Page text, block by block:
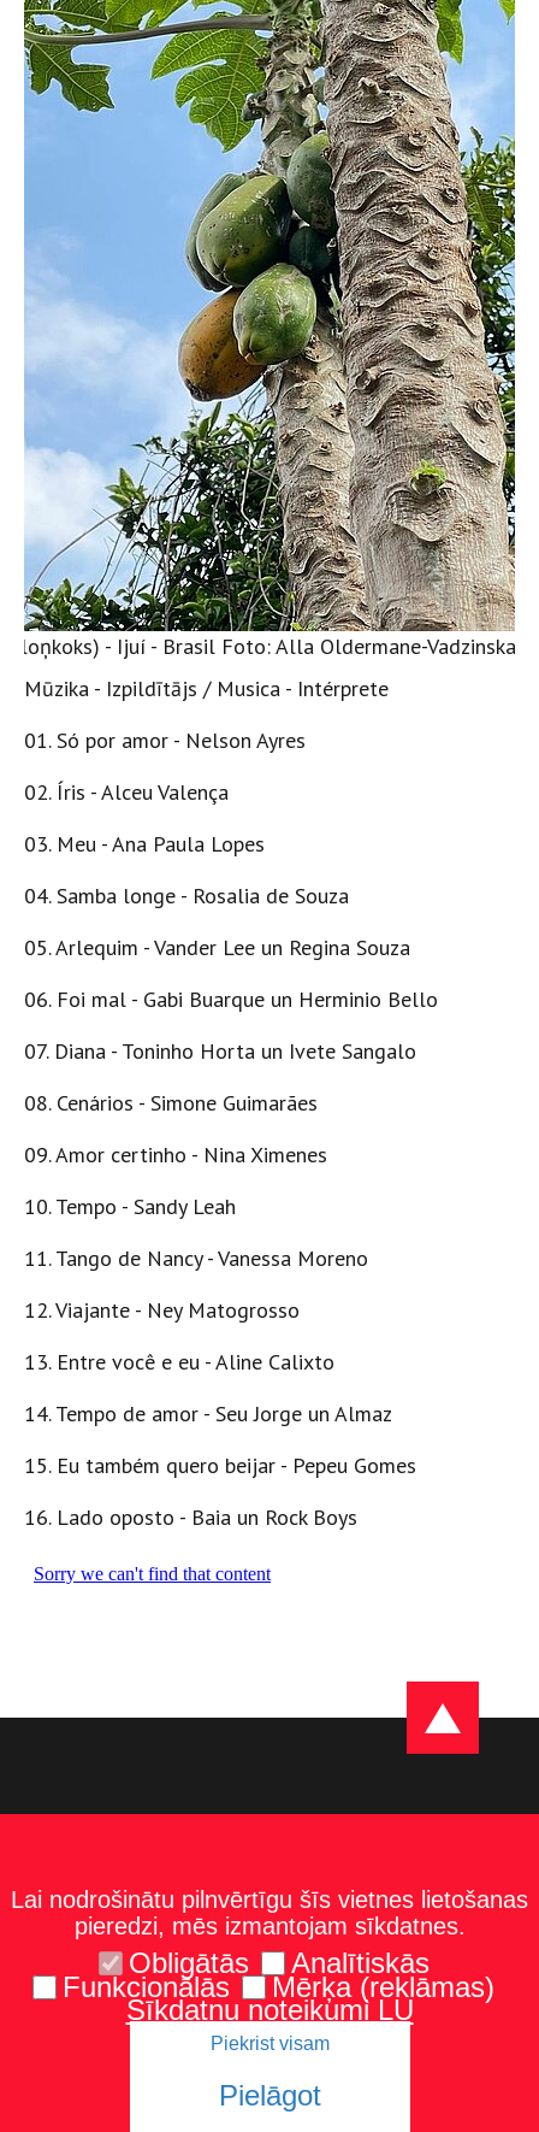
- Ijuí - Brasil Foto: Alla Oldermane-Vadzinska
Mūzika - Izpildītājs / Musica - Intérprete
01. Só por amor - Nelson Ayres
02. Íris - Alceu Valença
03. Meu - Ana Paula Lopes
04. Samba longe - Rosalia de Souza
05. Arlequim - Vander Lee un Regina Souza
06. Foi mal - Gabi Buarque un Herminio Bello
07. Diana - Toninho Horta un Ivete Sangalo
08. Cenários - Simone Guimarães
09. Amor certinho - Nina Ximenes
10. Tempo - Sandy Leah
11. Tango de Nancy - Vanessa Moreno
12. Viajante - Ney Matogrosso
13. Entre você e eu - Aline Calixto
14. Tempo de amor - Seu Jorge un Almaz
15. Eu também quero beijar - Pepeu Gomes
16. Lado oposto - Baia un Rock Boys
Karte un norādes
Tel.: 67229986
Lai nodrošinātu pilnvērtīgu šīs vietnes lietošanas
pieredzi, mēs izmantojam sīkdatnes.
Obligātās Analītiskās
Funkcionālās Mērķa (reklāmas)
Sīkdatņu noteikumi LU
Piekrist visam
Pielāgot